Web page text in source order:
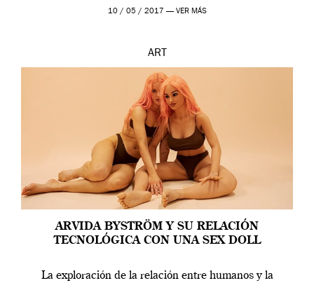
en una de las actuaciones más relevantes […]
10 / 05 / 2017 — VER MÁS
ART
ARVIDA BYSTRÖM Y SU RELACIÓN
TECNOLÓGICA CON UNA SEX DOLL
La exploración de la relación entre humanos y la